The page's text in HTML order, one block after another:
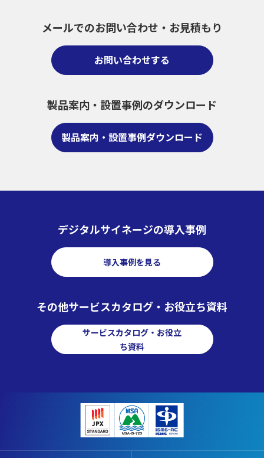
メールでのお問い合わせ・ お見積もり
お問い合わせする
製品案内・設置事例のダウンロード
製品案内・設置事例ダウンロード
デジタルサイネージの導入事例
導入事例を見る
その他サービスカタログ・お役立ち資料
サービスカタログ・お役立
ち資料